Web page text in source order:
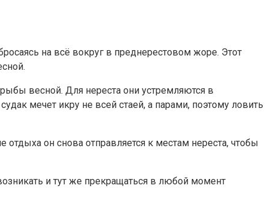
на всё вокруг в преднерестовом жоре. Этот
весной. Для нереста они устремляются в
мечет икру не всей стаей, а парами, поэтому ловить
он снова отправляется к местам нереста, чтобы
и тут же прекращаться в любой момент